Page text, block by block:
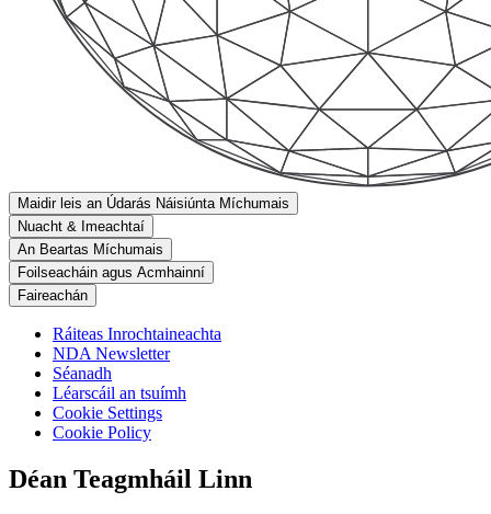
Maidir leis an Údarás Náisiúnta Míchumais
Nuacht & Imeachtaí
An Beartas Míchumais
Foilseacháin agus Acmhainní
Faireachán
Ráiteas Inrochtaineachta
NDA Newsletter
Séanadh
Léarscáil an tsuímh
Cookie Settings
Cookie Policy
Déan Teagmháil Linn